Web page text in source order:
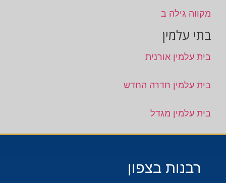
מקווה גילה ב
בתי עלמין
בית עלמין אורנית
בית עלמין חדרה החדש
בית עלמין מגדל
רבנות בצפון